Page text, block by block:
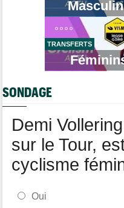
Les prochains défis de
Lotto-Intermarché a fait
Transfert
Joe Blackmore devrait
Tour d'Espagne
TRANSFERTS
SONDAGE
Demi
sur le Tour,
cyclisme
Oui